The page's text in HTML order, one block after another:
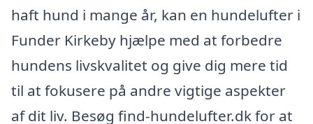
haft hund i mange år, kan en hundelufter i
Funder Kirkeby hjælpe med at forbedre
hundens livskvalitet og give dig mere tid
til at fokusere på andre vigtige aspekter
af dit liv. Besøg find-hundelufter.dk for at